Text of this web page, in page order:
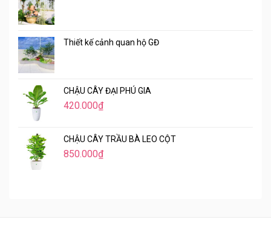
Thiết kế cảnh quan hộ GĐ
CHẬU CÂY ĐẠI PHÚ GIA
420.000₫
CHẬU CÂY TRẦU BÀ LEO CỘT
850.000₫